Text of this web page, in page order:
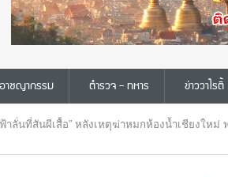
อาชญากรรม ตำรวจ - ทหาร ข่าววาไรตี้
าลั่นที่สันผีเสื้อ” หลังเหตุฆ่าหมกห้องน้ำเชียงใหม่